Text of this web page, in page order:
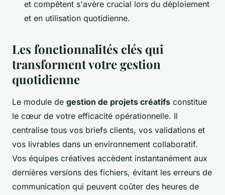
et compétent s'avère crucial lors du déploiement
et en utilisation quotidienne.
Les fonctionnalités clés qui
transforment votre gestion
quotidienne
Le module de gestion de projets créatifs constitue
le cœur de votre efficacité opérationnelle. Il
centralise tous vos briefs clients, vos validations et
vos livrables dans un environnement collaboratif.
Vos équipes créatives accèdent instantanément aux
dernières versions des fichiers, évitant les erreurs de
communication qui peuvent coûter des heures de